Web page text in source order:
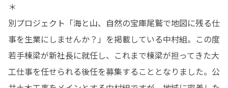
＊
別プロジェクト「海と山、自然の宝庫尾鷲で地図に残る仕
事を生業にしませんか？」を掲載している中村組。この度
若手棟梁が新社長に就任し、これまで棟梁が担ってきた大
工仕事を任せられる後任を募集することとなりました。公